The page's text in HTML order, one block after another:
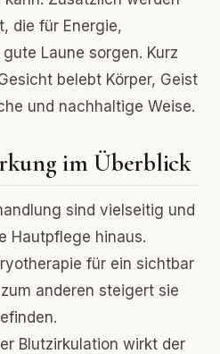
die für Energie,
Laune sorgen. Kurz
belebt Körper, Geist
und nachhaltige Weise.
im Überblick
sind vielseitig und
Hautpflege hinaus.
für ein sichtbar
anderen steigert sie
Blutzirkulation wirkt der